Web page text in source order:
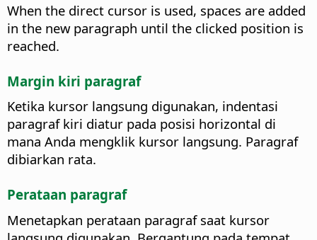
When the direct cursor is used, spaces are added
in the new paragraph until the clicked position is
reached.
Margin kiri paragraf
Ketika kursor langsung digunakan, indentasi
paragraf kiri diatur pada posisi horizontal di
mana Anda mengklik kursor langsung. Paragraf
dibiarkan rata.
Perataan paragraf
Menetapkan perataan paragraf saat kursor